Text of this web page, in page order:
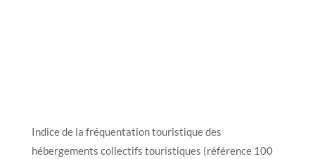
Indice de la fréquentation touristique des
hébergements collectifs touristiques (référence 100